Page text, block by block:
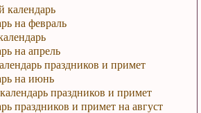
календарь
на февраль
на апрель
праздников и примет
на июнь
праздников и примет
праздников и примет на август